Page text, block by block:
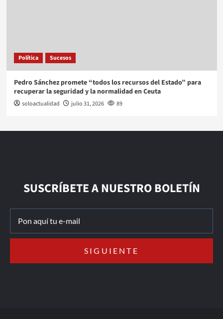
Política Sucesos
Pedro Sánchez promete “todos los recursos del Estado” para
recuperar la seguridad y la normalidad en Ceuta
soloactualidad julio 31, 2026 89
SUSCRÍBETE A NUESTRO BOLETÍN